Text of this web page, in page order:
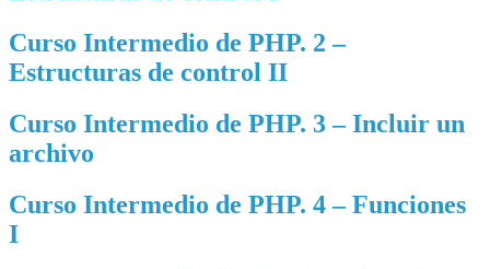
Curso Intermedio de PHP. 2 –
Estructuras de control II
Curso Intermedio de PHP. 3 – Incluir un
archivo
Curso Intermedio de PHP. 4 – Funciones
I